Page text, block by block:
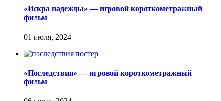
«Искра надежды» — игровой короткометражный
фильм
«Последствия» — игровой короткометражный
фильм